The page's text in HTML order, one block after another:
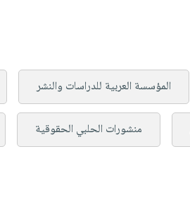
المؤسسة العربية للدراسات والنشر
منشورات الحلبي الحقوقية